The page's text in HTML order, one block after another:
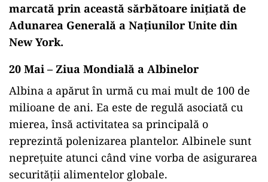
marcată prin această sărbătoare inițiată de
Adunarea Generală a Națiunilor Unite din
New York.
20 Mai – Ziua Mondială a Albinelor
Albina a apărut în urmă cu mai mult de 100 de
milioane de ani. Ea este de regulă asociată cu
mierea, însă activitatea sa principală o
reprezintă polenizarea plantelor. Albinele sunt
neprețuite atunci când vine vorba de asigurarea
securității alimentelor globale.